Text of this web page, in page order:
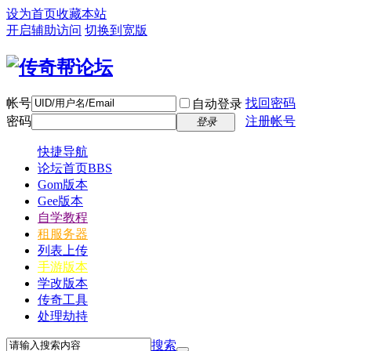
设为首页收藏本站
开启辅助访问 切换到宽版
帐号 自动登录 找回密码
密码
登录 注册帐号
快捷导航
论坛首页BBS
Gom版本
Gee版本
自学教程
租服务器
列表上传
手游版本
学改版本
传奇工具
处理劫持
搜索